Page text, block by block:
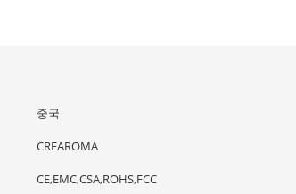
중국
CREAROMA
CE,EMC,CSA,ROHS,FCC